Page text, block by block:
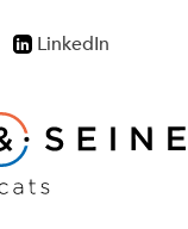
LinkedIn